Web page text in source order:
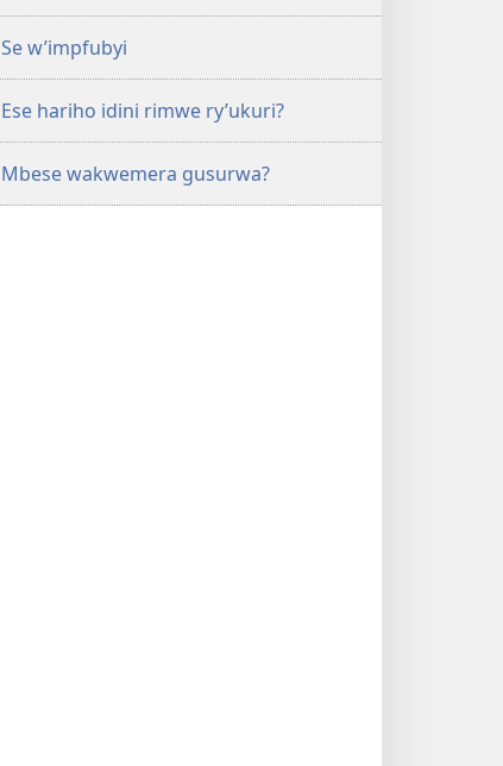
Se w’impfubyi
Ese hariho idini rimwe ry’ukuri?
Mbese wakwemera gusurwa?